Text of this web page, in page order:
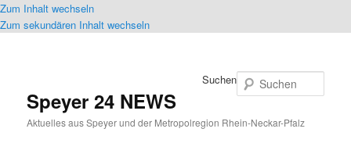
Zum Inhalt wechseln
Zum sekundären Inhalt wechseln
Speyer 24 NEWS
Aktuelles aus Speyer und der Metropolregion Rhein-Neckar-Pfalz
Suchen